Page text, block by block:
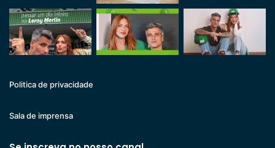
Politica de privacidade
Sala de imprensa